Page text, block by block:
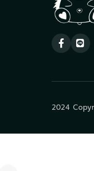
2024